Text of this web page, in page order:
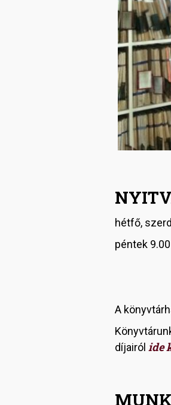
hétfő,
péntek
A
díjairól ide